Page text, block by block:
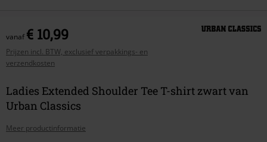
vanaf€ 10,99
Prijzen incl. BTW, exclusief verpakkings- en
verzendkosten
Ladies Extended Shoulder Tee T-shirt zwart van
Urban Classics
Meer productinformatie